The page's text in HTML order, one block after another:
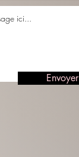
Envoyer